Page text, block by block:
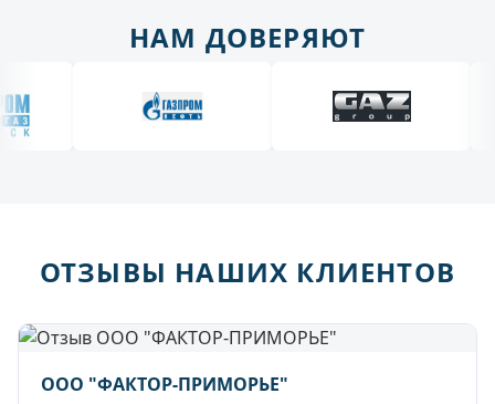
НАМ ДОВЕРЯЮТ
ОТЗЫВЫ НАШИХ КЛИЕНТОВ
ООО "ФАКТОР-ПРИМОРЬЕ"